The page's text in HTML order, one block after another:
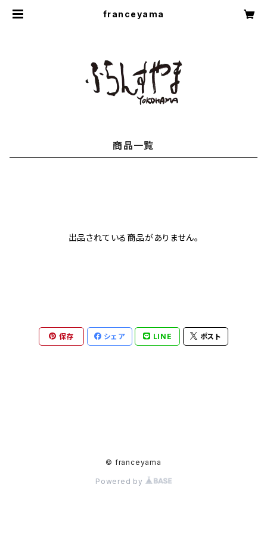
franceyama
商品一覧
出品されている商品がありません。
保存 シェア LINE ポスト
© franceyama
Powered by